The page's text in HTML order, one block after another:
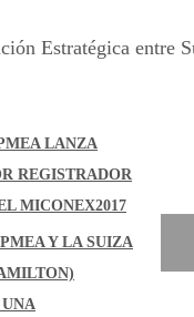
LANZA
REGISTRADOR
MICONEX2017
Y LA SUIZA